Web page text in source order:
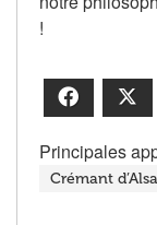
!
Facebook
Principales
Crémant